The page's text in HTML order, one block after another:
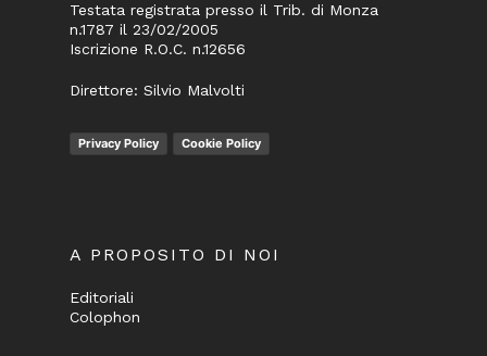
Testata registrata presso il Trib. di Monza
n.1787 il 23/02/2005
Iscrizione R.O.C. n.12656
Direttore: Silvio Malvolti
Privacy Policy Cookie Policy
A PROPOSITO DI NOI
Editoriali
Colophon